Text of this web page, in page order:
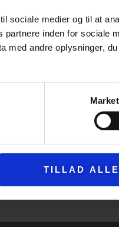
sociale medier og til at
inden for sociale
med andre oplysninger,
TILLAD ALLE
– limited edition